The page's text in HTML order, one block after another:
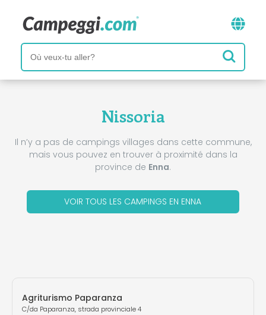
Nissoria
Il n’y a pas de campings villages dans cette commune,
mais vous pouvez en trouver à proximité dans la
province de Enna.
VOIR TOUS LES CAMPINGS EN ENNA
Agriturismo Paparanza
C/da Paparanza, strada provinciale 4